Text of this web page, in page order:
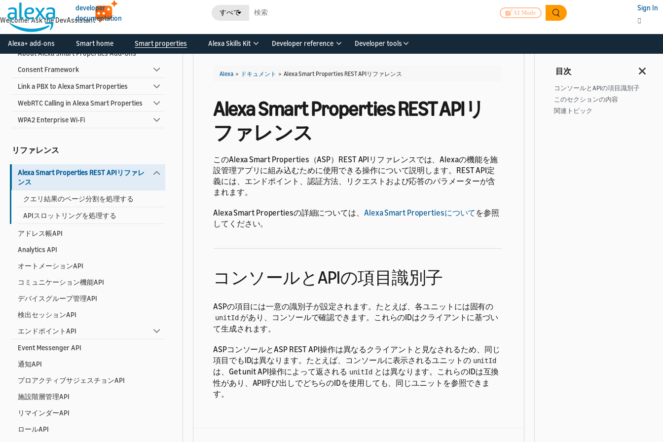
developer
documentation
すべて AI Mode
Sign In
Alexa+ add-ons Smart home Smart properties Alexa Skills Kit Developer reference Developer tools
Alexa Smart Propertiesアドオンを使用す
る
About Alexa Smart Properties Add-Ons
Consent Framework
Link a PBX to Alexa Smart Properties
WebRTC Calling in Alexa Smart Properties
WPA2 Enterprise Wi-Fi
リファレンス
Alexa Smart Properties REST APIリファレ
ンス
クエリ結果のページ分割を処理する
APIスロットリングを処理する
アドレス帳API
Analytics API
オートメーションAPI
コミュニケーション機能API
デバイスグループ管理API
検出セッションAPI
エンドポイントAPI
Event Messenger API
通知API
プロアクティブサジェスチョンAPI
施設階層管理API
リマインダーAPI
ロールAPI
Alexa > ドキュメント > Alexa Smart Properties REST APIリファレンス
Alexa Smart Properties REST APIリ
ファレンス
このAlexa Smart Properties（ASP）REST APIリファレンスでは、Alexaの機能を施
設管理アプリに組み込むために使用できる操作について説明します。REST API定
義には、エンドポイント、認証方法、リクエストおよび応答のパラメーターが含
まれます。
Alexa Smart Propertiesの詳細については、 Alexa Smart Propertiesについて を参照
してください。
コンソールとAPIの項目識別子
ASPの項目には一意の識別子が設定されます。たとえば、各ユニットには固有の
unitId があり、コンソールで確認できます。これらのIDはクライアントに基づい
て生成されます。
ASPコンソールとASP REST API操作は異なるクライアントと見なされるため、同じ
項目でもIDは異なります。たとえば、コンソールに表示されるユニットの unitId
は、Get unit API操作によって返される unitId とは異なります。これらのIDは互換
性があり、API呼び出しでどちらのIDを使用しても、同じユニットを参照できま
す。
コンソールとAPIの項目識別子
このセクションの内容
関連トピック
Welcome! Ask the DevAssistant